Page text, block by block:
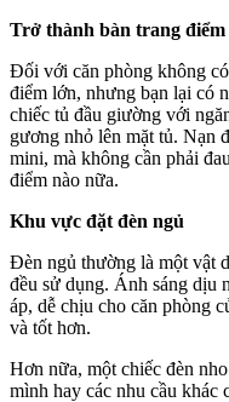
Trở thành bàn trang
Đối với căn phòng không
điểm lớn, nhưng bạn lại có
chiếc tủ đầu giường với
gương nhỏ lên mặt tủ. Nạn
mini, mà không cần phải
điểm nào nữa.
Khu vực đặt đèn ngủ
Đèn ngủ thường là một vật
đều sử dụng. Ánh sáng dịu
áp, dễ chịu cho căn phòng
và tốt hơn.
Hơn nữa, một chiếc đèn
mình hay các nhu cầu khác